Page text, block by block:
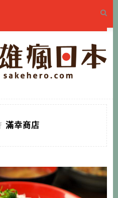
滿幸商店